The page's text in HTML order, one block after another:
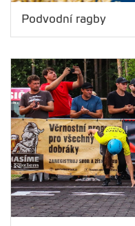
Podvodní ragby